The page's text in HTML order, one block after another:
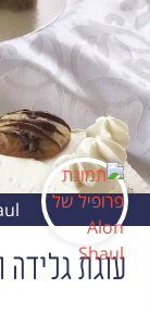
עוגת גלידה